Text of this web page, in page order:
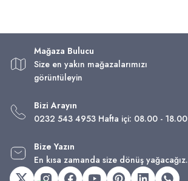
Mağaza Bulucu
Size en yakın mağazalarımızı
görüntüleyin
Bizi Arayın
0232 543 4953 Hafta içi: 08.00 - 18.00
Bize Yazın
En kısa zamanda size dönüş yağacağız.